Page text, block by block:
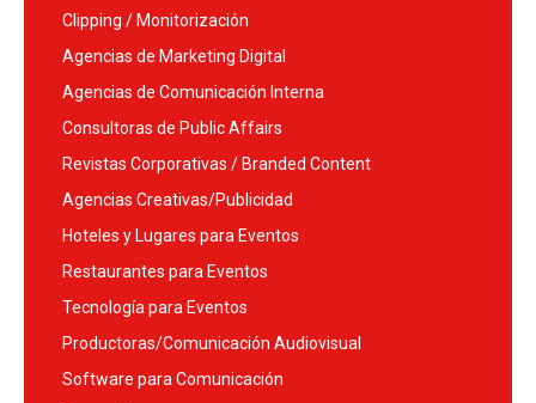
Clipping / Monitorización
Agencias de Marketing Digital
Agencias de Comunicación Interna
Consultoras de Public Affairs
Revistas Corporativas / Branded Content
Agencias Creativas/Publicidad
Hoteles y Lugares para Eventos
Restaurantes para Eventos
Tecnología para Eventos
Productoras/Comunicación Audiovisual
Software para Comunicación